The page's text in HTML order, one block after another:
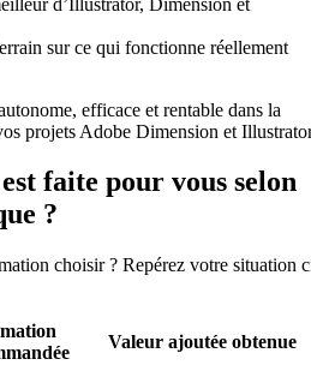
sur ce qui fonctionne réellement
efficace et rentable dans la
projets Adobe Dimension et
faite pour vous selon
?
choisir ? Repérez votre situation
Valeur ajoutée obtenue